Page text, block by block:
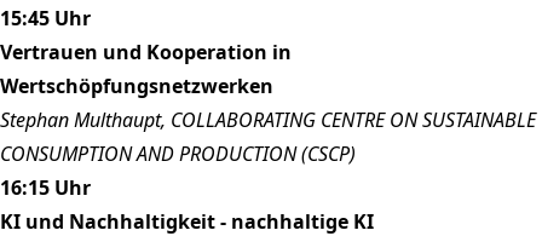
15:45 Uhr
Vertrauen und Kooperation in
Wertschöpfungsnetzwerken
Stephan Multhaupt, COLLABORATING CENTRE ON SUSTAINABLE
CONSUMPTION AND PRODUCTION (CSCP)
16:15 Uhr
KI und Nachhaltigkeit - nachhaltige KI